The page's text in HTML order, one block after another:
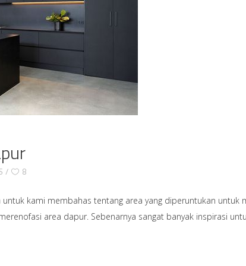
8
kami membahas tentang area yang diperuntukan untuk
area dapur. Sebenarnya sangat banyak inspirasi